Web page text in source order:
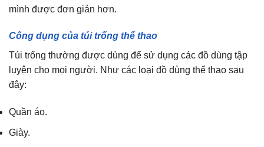
mình được đơn giản hơn.
Công dụng của túi trống thể thao
Túi trống thường được dùng để sử dụng các đồ dùng tập
luyện cho mọi người. Như các loại đồ dùng thể thao sau
đây:
Quần áo.
Giày.